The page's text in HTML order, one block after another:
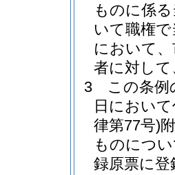
ものに係
いて職権
において
者に対し
3
この条例
日におい
律第77号)
ものにつ
録原票に